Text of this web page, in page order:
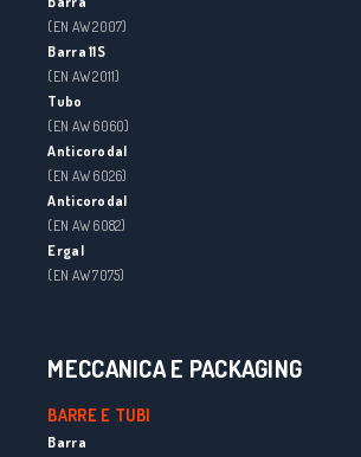
(EN AW 2007)
Barra 11S
(EN AW 2011)
Tubo
(EN AW 6060)
Anticorodal
(EN AW 6026)
Anticorodal
(EN AW 6082)
Ergal
(EN AW 7075)
MECCANICA E PACKAGING
BARRE E TUBI
Barra